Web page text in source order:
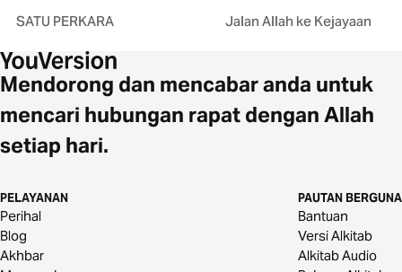
SATU PERKARA Jalan Allah ke Kejayaan
Mendorong dan mencabar anda untuk
mencari hubungan rapat dengan Allah
setiap hari.
PELAYANAN
Perihal
Blog
Akhbar
PAUTAN BERGUNA
Bantuan
Versi Alkitab
Alkitab Audio